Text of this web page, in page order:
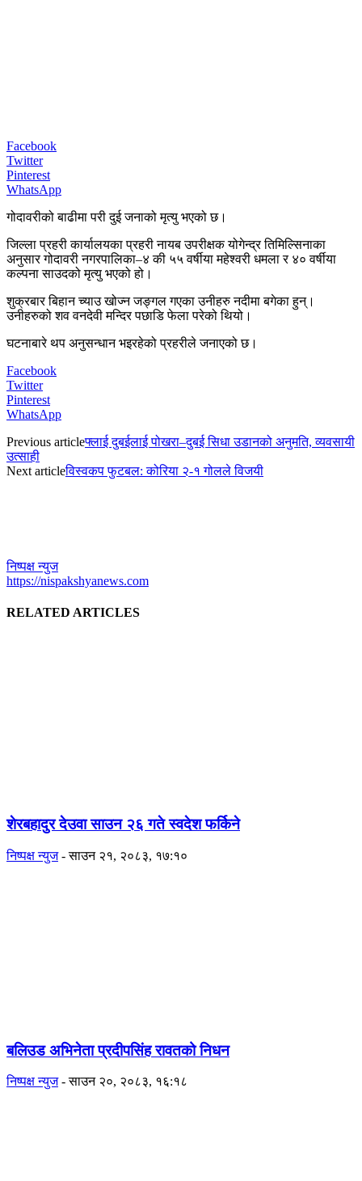
Facebook
Twitter
Pinterest
WhatsApp
गोदावरीको बाढीमा परी दुई जनाको मृत्यु भएको छ।
जिल्ला प्रहरी कार्यालयका प्रहरी नायब उपरीक्षक योगेन्द्र तिमिल्सिनाका
अनुसार गोदावरी नगरपालिका–४ की ५५ वर्षीया महेश्वरी धमला र ४० वर्षीया
कल्पना साउदको मृत्यु भएको हो।
शुक्रबार बिहान च्याउ खोज्न जङ्गल गएका उनीहरु नदीमा बगेका हुन्।
उनीहरुको शव वनदेवी मन्दिर पछाडि फेला परेको थियो।
घटनाबारे थप अनुसन्धान भइरहेको प्रहरीले जनाएको छ।
Facebook
Twitter
Pinterest
WhatsApp
Previous articleफ्लाई दुबईलाई पोखरा–दुबई सिधा उडानको अनुमति, व्यवसायी
उत्साही
Next articleविस्वकप फुटबल: कोरिया २-१ गोलले विजयी
निष्पक्ष न्युज
https://nispakshyanews.com
RELATED ARTICLES
शेरबहादुर देउवा साउन २६ गते स्वदेश फर्किने
निष्पक्ष न्युज - साउन २१, २०८३, १७:१०
बलिउड अभिनेता प्रदीपसिंह रावतको निधन
निष्पक्ष न्युज - साउन २०, २०८३, १६:१८